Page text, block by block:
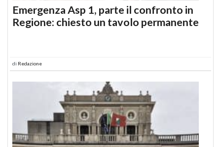
Emergenza Asp 1, parte il confronto in
Regione: chiesto un tavolo permanente
di Redazione